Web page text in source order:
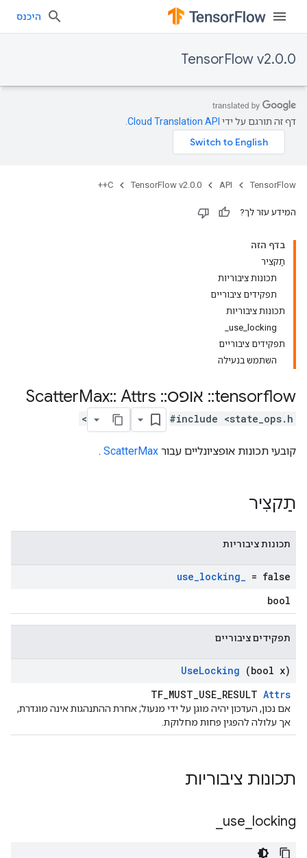
היכנס
TensorFlow v2.0.0
דף זה תורגם על ידי Cloud Translation API
TensorFlow
API
TensorFlow v2.0.0
C++
המידע עזר לך?
בדף הזה
תַקצִיר
תכונות ציבוריות
תפקידים ציבוריים
תכונות ציבוריות
use_locking_
תפקידים ציבוריים
השתמש בנעילה
tensorflow
:: אופס::
Max:: Attrs
#include <state_ops.h>
קובעי תכונות אופציונליים עבור ScatterMax
.
תַקצִיר
תכונות ציבוריות
use_locking_ = false
bool
תפקידים ציבוריים
UseLocking (bool x)
TF_MUST_USE_RESULT Attrs
אם נכון, העדכון יהיה מוגן על ידי מנעול; אחרת ההתנהגות אינה מוגדרת,
אך עלולה להפגין פחות מחלוקת.
תכונות ציבוריות
use locking